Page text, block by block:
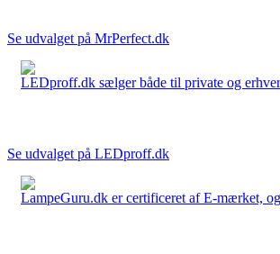
Se udvalget på MrPerfect.dk
LEDproff.dk sælger både til private og
Se udvalget på LEDproff.dk
LampeGuru.dk er certificeret af E-mærket,